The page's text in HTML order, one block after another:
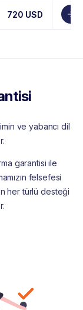
720 USD
ve yabancı dil
garantisi ile
felsefesi
her türlü desteği